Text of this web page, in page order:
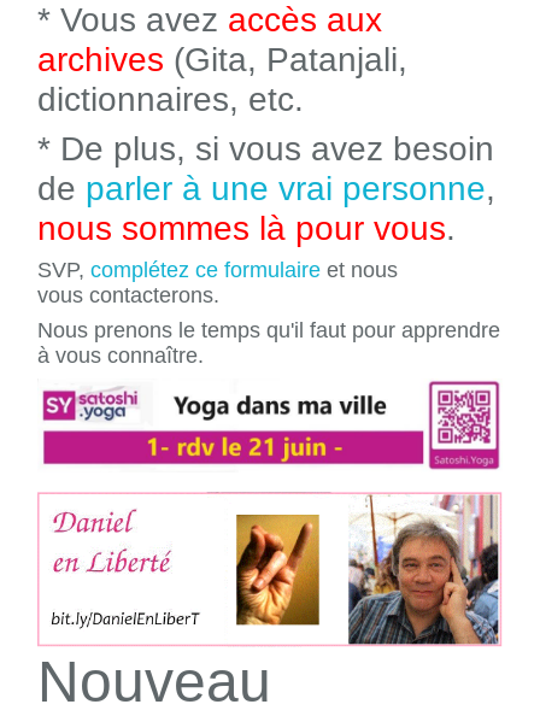
* Vous avez accès aux
archives (Gita, Patanjali,
dictionnaires, etc.
* De plus, si vous avez besoin
de parler à une vrai personne,
nous sommes là pour vous.
SVP, complétez ce formulaire et nous
vous contacterons.
Nous prenons le temps qu'il faut pour apprendre
à vous connaître.
Nouveau